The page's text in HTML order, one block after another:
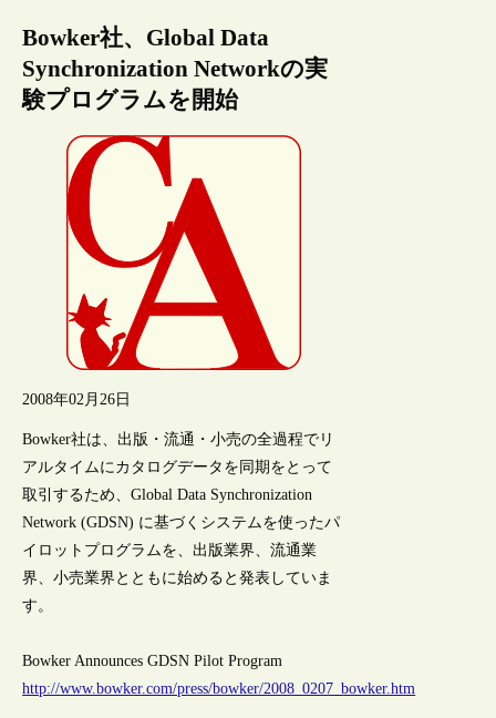
Bowker社、Global Data
Synchronization Networkの実
験プログラムを開始
2008年02月26日
Bowker社は、出版・流通・小売の全過程でリ
アルタイムにカタログデータを同期をとって
取引するため、Global Data Synchronization
Network (GDSN) に基づくシステムを使ったパ
イロットプログラムを、出版業界、流通業
界、小売業界とともに始めると発表していま
す。
Bowker Announces GDSN Pilot Program
http://www.bowker.com/press/bowker/2008_0207_bowker.htm